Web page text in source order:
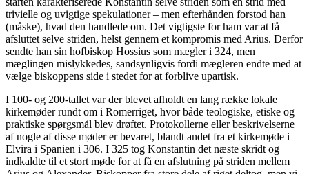
trivielle og uvigtige spekulationer – men efterhånden forstod han
(måske), hvad den handlede om. Det vigtigste for ham var at få
afsluttet selve striden, helst gennem et kompromis med Arius. Derfor
sendte han sin hofbiskop Hossius som mægler i 324, men
mæglingen mislykkedes, sandsynligvis fordi mægleren endte med at
vælge biskoppens side i stedet for at forblive upartisk.
I 100- og 200-tallet var der blevet afholdt en lang række lokale
kirkemøder rundt om i Romerriget, hvor både teologiske, etiske og
praktiske spørgsmål blev drøftet. Protokollerne eller beskrivelserne
af nogle af disse møder er bevaret, blandt andet fra et kirkemøde i
Elvira i Spanien i 306. I 325 tog Konstantin det næste skridt og
indkaldte til et stort møde for at få en afslutning på striden mellem